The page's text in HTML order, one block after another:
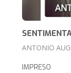
ANTONIO
IMPRESO